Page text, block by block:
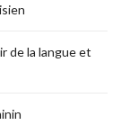
de la langue et